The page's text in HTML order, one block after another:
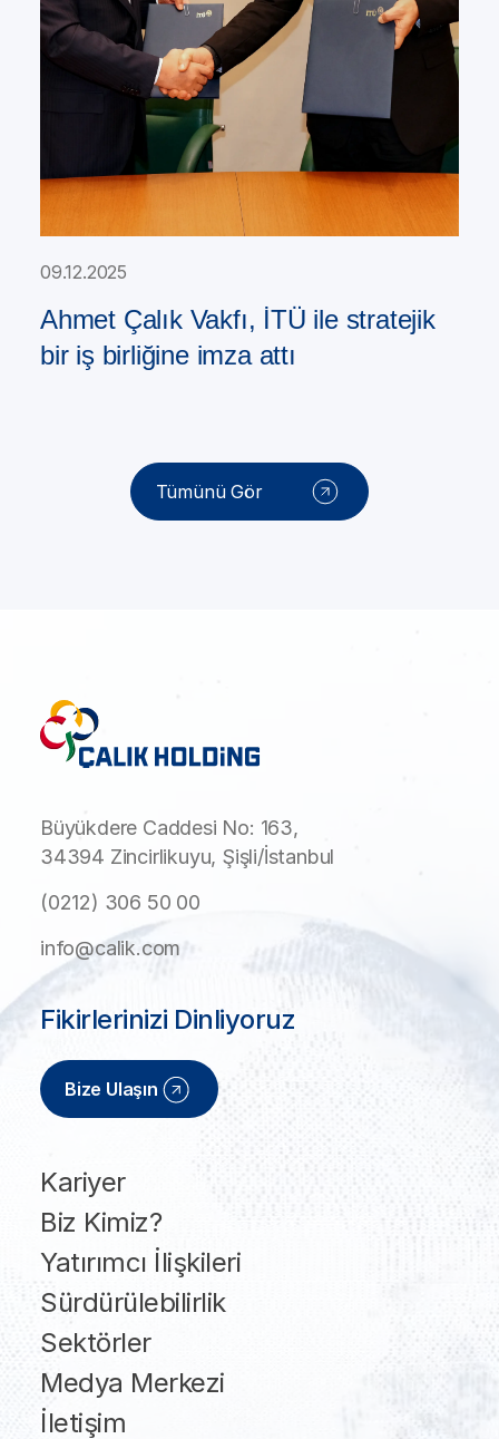
09.12.2025
Ahmet Çalık Vakfı, İTÜ ile stratejik
bir iş birliğine imza attı
Tümünü Gör
Büyükdere Caddesi No: 163,
34394 Zincirlikuyu, Şişli/İstanbul
(0212) 306 50 00
info@calik.com
Kariyer
Biz Kimiz?
Yatırımcı İlişkileri
Sürdürülebilirlik
Sektörler
Medya Merkezi
İletişim
Fikirlerinizi Dinliyoruz
Bize Ulaşın